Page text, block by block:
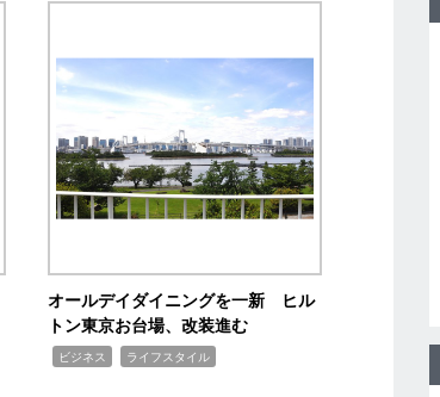
オールデイダイニングを一新 ヒル
トン東京お台場、改装進む
ビジネス ライフスタイル